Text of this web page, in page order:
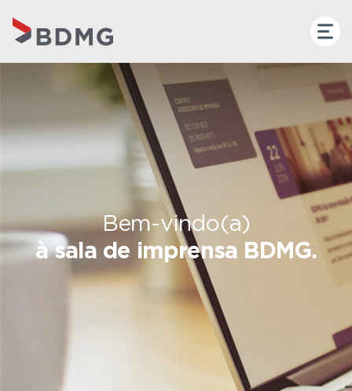
Bem-vindo(a)
à sala de imprensa BDMG.